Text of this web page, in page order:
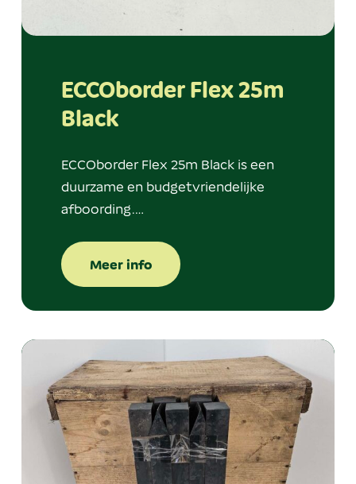
ECCOborder Flex 25m
Black
ECCOborder Flex 25m Black is een
duurzame en budgetvriendelijke
afboording.…
Meer info